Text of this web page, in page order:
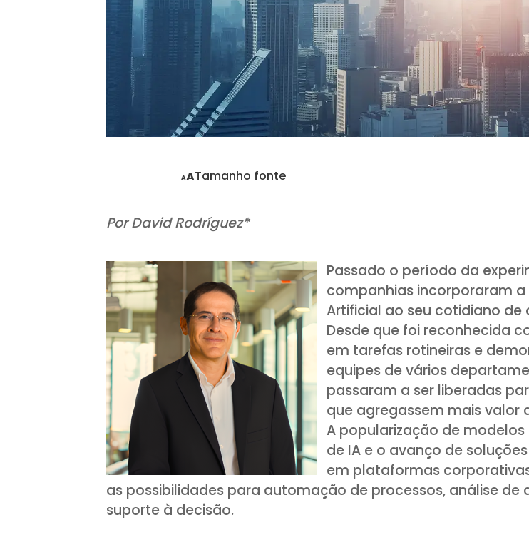
AATamanho fonte
Por David Rodríguez*
Passado o período da
companhias incorporaram a
Artificial ao seu cotidiano de
Desde que foi reconhecida
em tarefas rotineiras e
equipes de vários
passaram a ser liberadas
que agregassem mais valor
A popularização de
de IA e o avanço de
em plataformas
as possibilidades para automação de processos, análise de
suporte à decisão.